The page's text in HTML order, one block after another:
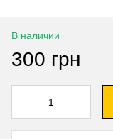
В наличии
300 грн